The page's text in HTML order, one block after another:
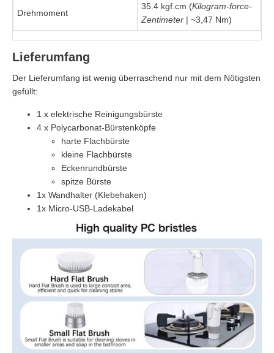
Drehmoment
35.4 kgf.cm (Kilogram-force-
Zentimeter | ~3,47 Nm)
Lieferumfang
Der Lieferumfang ist wenig überraschend nur mit dem Nötigsten
gefüllt:
1 x elektrische Reinigungsbürste
4 x Polycarbonat-Bürstenköpfe
harte Flachbürste
kleine Flachbürste
Eckenrundbürste
spitze Bürste
1x Wandhalter (Klebehaken)
1x Micro-USB-Ladekabel